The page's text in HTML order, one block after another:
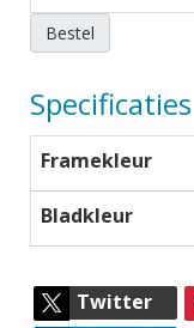
Bestel
Specificaties
Framekleur
Bladkleur
Twitter